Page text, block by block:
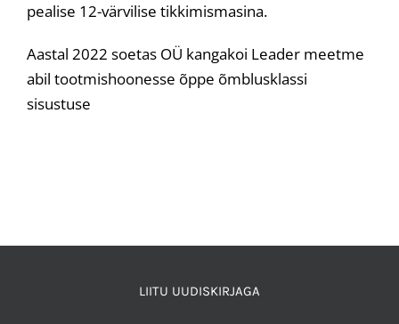
pealise 12-värvilise tikkimismasina.
Aastal 2022 soetas OÜ kangakoi Leader meetme
abil tootmishoonesse õppe õmblusklassi
sisustuse
LIITU UUDISKIRJAGA